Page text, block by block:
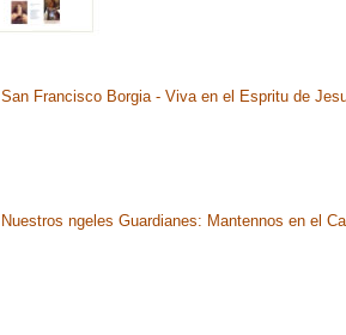
San Francisco Borgia - Viva en el Espritu de
Nuestros ngeles Guardianes: Mantennos en el